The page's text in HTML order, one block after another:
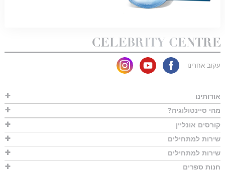
עקוב אחרינו
אודותינו
מהי סיינטולוגיה?
קורסים אונליין
שירות למתחילים
שירות למתחילים
חנות ספרים